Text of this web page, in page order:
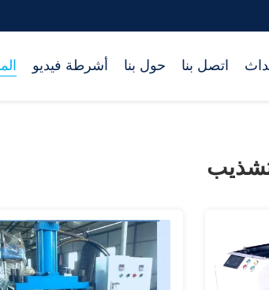
أشرطة فيديو حول بنا اتصل بنا